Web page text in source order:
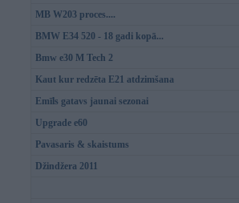
MB W203 proces....
BMW E34 520 - 18 gadi kopā...
Bmw e30 M Tech 2
Kaut kur redzēta E21 atdzimšana
Emīls gatavs jaunai sezonai
Upgrade e60
Pavasaris & skaistums
Džindžera 2011